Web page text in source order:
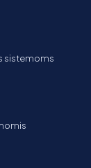
sistemoms